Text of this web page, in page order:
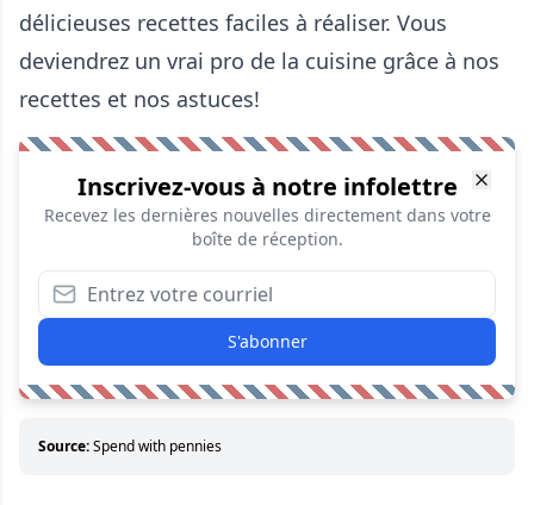
délicieuses recettes faciles à réaliser. Vous
deviendrez un vrai pro de la cuisine grâce à nos
recettes et nos astuces!
Inscrivez-vous à notre infolettre
Recevez les dernières nouvelles directement dans votre
boîte de réception.
S'abonner
Source:Spend with pennies